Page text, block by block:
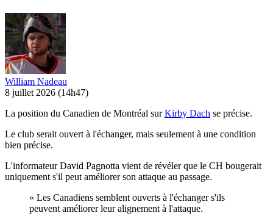
William Nadeau
8 juillet 2026 (14h47)
La position du Canadien de Montréal surKirby Dach se précise.
Le club serait ouvert à l'échanger, mais seulement à une condition
bien précise.
L'informateur David Pagnotta vient de révéler que le CH bougerait
uniquement s'il peut améliorer son attaque au passage.
« Les Canadiens semblent ouverts à l'échanger s'ils
peuvent améliorer leur alignement à l'attaque.